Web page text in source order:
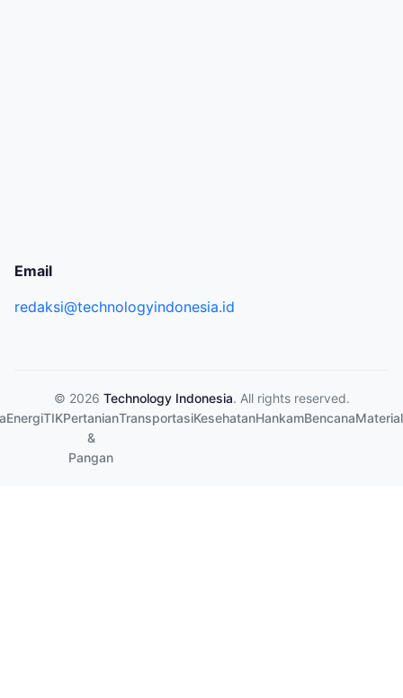
Email
redaksi@technologyindonesia.id
© 2026 Technology Indonesia. All rights reserved.
EnergiTIKPertanian
&
Pangan
TransportasiKesehatanHankamBencanaMaterial